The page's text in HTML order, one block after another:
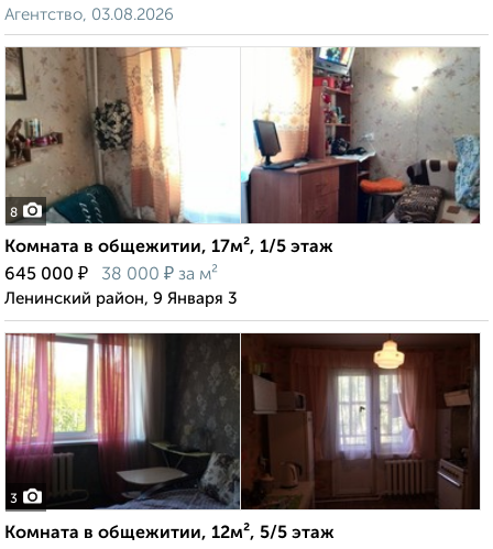
Агентство, 03.08.2026
8
Комната в общежитии, 17м², 1/5 этаж
645 000 ₽ 38 000 ₽ за м²
Ленинский район, 9 Января 3
3
Комната в общежитии, 12м², 5/5 этаж